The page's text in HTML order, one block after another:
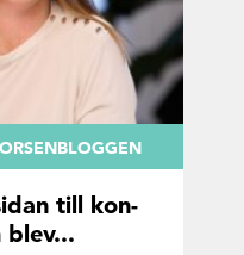
till kon­
blev...